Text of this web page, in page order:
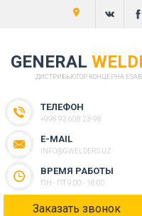
GENERAL
ДИСТРИБЬЮТОР КОНЦЕРНА ESAB
ТЕЛЕФОН
+998 93 608 23-98
E-MAIL
INFO@GWELDERS.UZ
ВРЕМЯ РАБОТЫ
ПН - ПТ 9:00 - 18:00
Заказать звонок